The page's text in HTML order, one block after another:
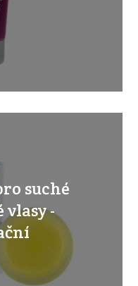
suché
vlasy -